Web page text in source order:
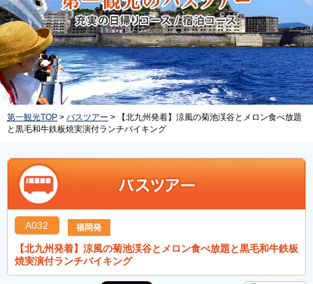
第一観光TOP > バスツアー > 【北九州発着】涼風の菊池渓谷とメロン食べ放題
と黒毛和牛鉄板焼実演付ランチバイキング
A032 福岡発
【北九州発着】涼風の菊池渓谷とメロン食べ放題と黒毛和牛鉄板
焼実演付ランチバイキング